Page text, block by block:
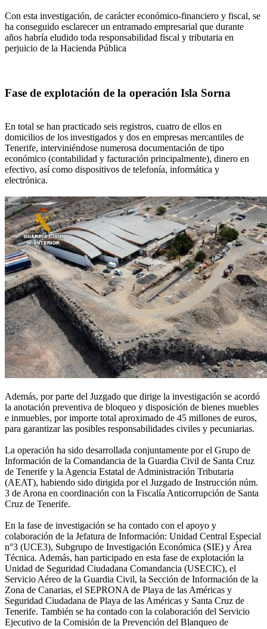
Con esta investigación, de carácter económico-financiero y fiscal, se
ha conseguido esclarecer un entramado empresarial que durante
años habría eludido toda responsabilidad fiscal y tributaria en
perjuicio de la Hacienda Pública
Fase de explotación de la operación Isla Sorna
En total se han practicado seis registros, cuatro de ellos en
domicilios de los investigados y dos en empresas mercantiles de
Tenerife, interviniéndose numerosa documentación de tipo
económico (contabilidad y facturación principalmente), dinero en
efectivo, así como dispositivos de telefonía, informática y
electrónica.
Además, por parte del Juzgado que dirige la investigación se acordó
la anotación preventiva de bloqueo y disposición de bienes muebles
e inmuebles, por importe total aproximado de 45 millones de euros,
para garantizar las posibles responsabilidades civiles y pecuniarias.
La operación ha sido desarrollada conjuntamente por el Grupo de
Información de la Comandancia de la Guardia Civil de Santa Cruz
de Tenerife y la Agencia Estatal de Administración Tributaria
(AEAT), habiendo sido dirigida por el Juzgado de Instrucción núm.
3 de Arona en coordinación con la Fiscalía Anticorrupción de Santa
Cruz de Tenerife.
En la fase de investigación se ha contado con el apoyo y
colaboración de la Jefatura de Información: Unidad Central Especial
n°3 (UCE3), Subgrupo de Investigación Económica (SIE) y Área
Técnica. Además, han participado en esta fase de explotación la
Unidad de Seguridad Ciudadana Comandancia (USECIC), el
Servicio Aéreo de la Guardia Civil, la Sección de Información de la
Zona de Canarias, el SEPRONA de Playa de las Américas y
Seguridad Ciudadana de Playa de las Américas y Santa Cruz de
Tenerife. También se ha contado con la colaboración del Servicio
Ejecutivo de la Comisión de la Prevención del Blanqueo de